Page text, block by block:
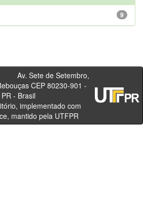
9
de Setembro,
CEP 80230-901 -
- PR - Brasil
implementado com
mantido pela UTFPR